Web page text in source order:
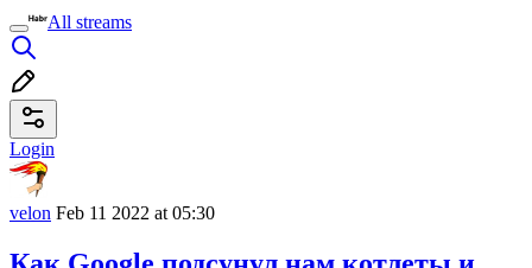
All streams
Login
velon Feb 11 2022 at 05:30